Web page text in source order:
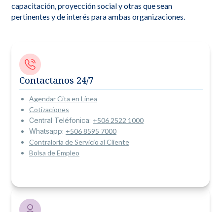
capacitación, proyección social y otras que sean
pertinentes y de interés para ambas organizaciones.
Contactanos 24/7
Agendar Cita en Línea
Cotizaciones
Central Teléfonica: +506 2522 1000
Whatsapp: +506 8595 7000
Contraloría de Servicio al Cliente
Bolsa de Empleo